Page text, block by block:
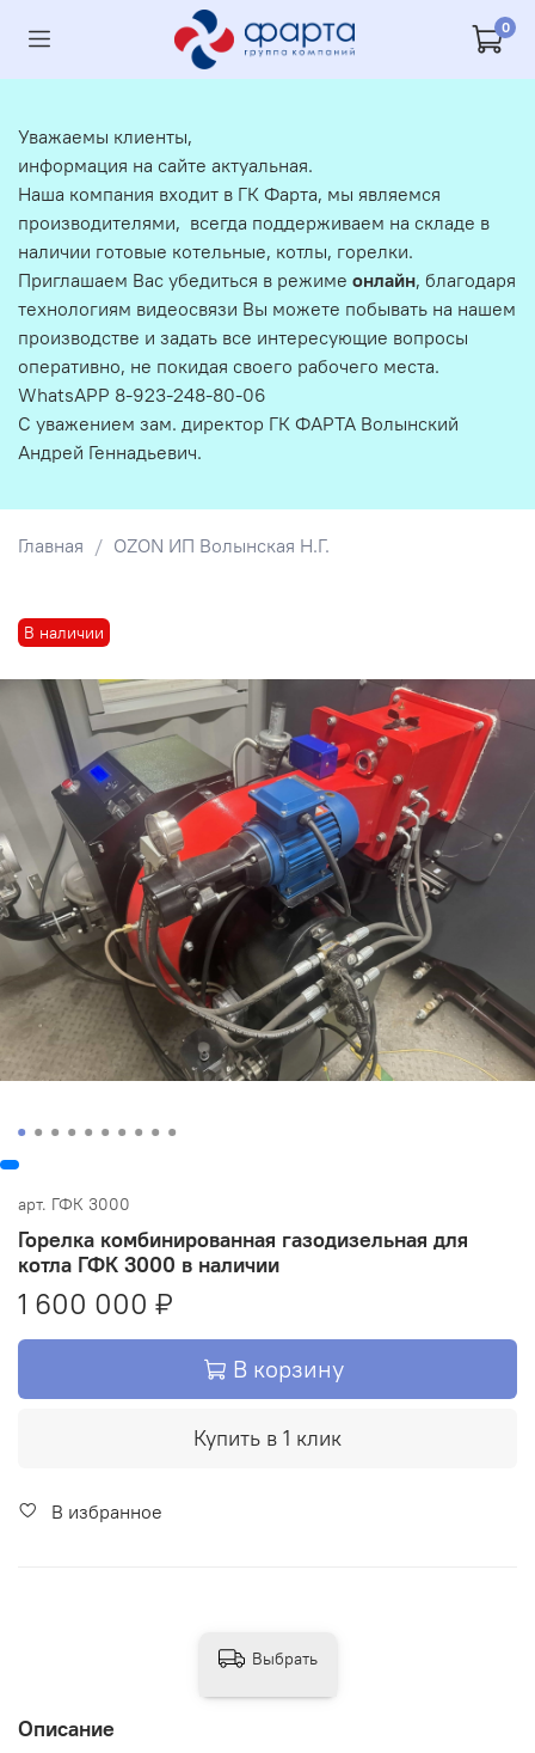
0
Главная OZON ИП Волынская Н.Г.
В наличии
арт. ГФК 3000
Горелка комбинированная газодизельная для
котла ГФК 3000 в наличии
1 600 000 ₽
В корзину
Купить в 1 клик
В избранное
Описание
Выбрать
Уважаемы клиенты,
информация на сайте актуальная.
Наша компания входит в ГК Фарта, мы являемся
производителями, всегда поддерживаем на складе в
наличии готовые котельные, котлы, горелки.
Приглашаем Вас убедиться в режиме онлайн, благодаря
технологиям видеосвязи Вы можете побывать на нашем
производстве и задать все интересующие вопросы
оперативно, не покидая своего рабочего места.
WhatsAPP 8-923-248-80-06
С уважением зам. директор ГК ФАРТА Волынский
Андрей Геннадьевич.